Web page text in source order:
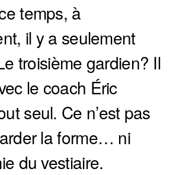
temps, à
il y a seulement
troisième gardien? Il
le coach Éric
seul. Ce n’est pas
la forme… ni
du vestiaire.